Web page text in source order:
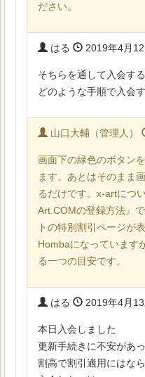
ださい。
はる 2019年4月
そちらを通して入会す
どのような手順で入会
山口大輔（管理人）
画面下の緑色のボタン
ます。あとはそのまま
るだけです。x-artにつ
Art.COMの登録方法』
トの特別割引ページが
Hombaになっています
る一つの目安です。
はる 2019年4月
本日入会しました
更新手続きに不安があ
割高で割引適用にはな